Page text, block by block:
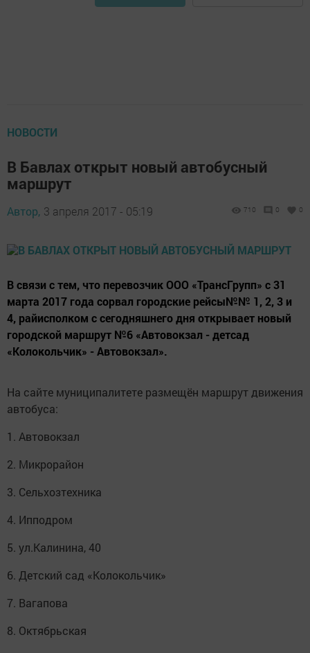
НОВОСТИ
В Бавлах открыт новый автобусный
маршрут
Автор, 3 апреля 2017 - 05:19 710 0 0
В связи с тем, что перевозчик ООО «ТрансГрупп» с 31
марта 2017 года сорвал городские рейсы№№ 1, 2, 3 и
4, райисполком с сегодняшнего дня открывает новый
городской маршрут №6 «Автовокзал - детсад
«Колокольчик» - Автовокзал».
На сайте муниципалитете размещён маршрут движения
автобуса:
1. Автовокзал
2. Микрорайон
3. Сельхозтехника
4. Ипподром
5. ул.Калинина, 40
6. Детский сад «Колокольчик»
7. Вагапова
8. Октябрьская